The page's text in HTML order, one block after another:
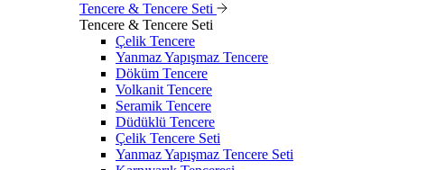
Tencere & Tencere Seti
Tencere & Tencere Seti
Çelik Tencere
Yanmaz Yapışmaz Tencere
Döküm Tencere
Volkanit Tencere
Seramik Tencere
Düdüklü Tencere
Çelik Tencere Seti
Yanmaz Yapışmaz Tencere Seti